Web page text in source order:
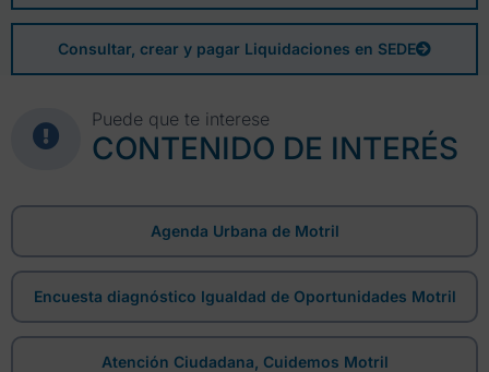
Consultar, crear y pagar Liquidaciones en SEDE
Puede que te interese
CONTENIDO DE INTERÉS
Agenda Urbana de Motril
Encuesta diagnóstico Igualdad de Oportunidades Motril
Atención Ciudadana, Cuidemos Motril